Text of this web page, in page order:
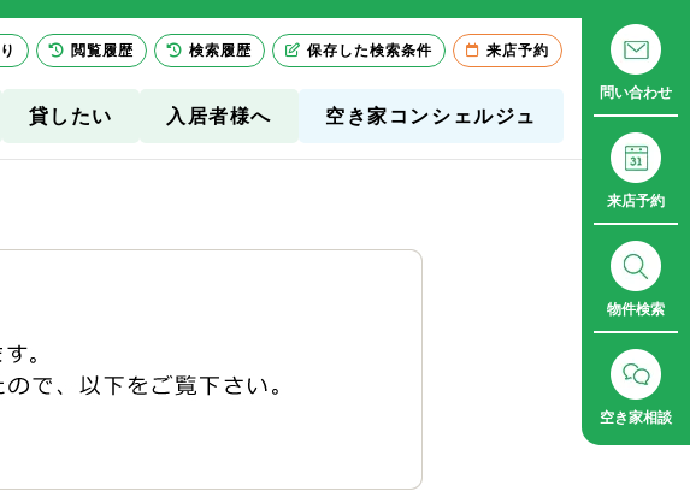
貸したい 入居者様へ 空き家コンシェルジュ
問い合わせ
来店予約
物件検索
空き家相談
閲覧履歴 検索履歴 保存した検索条件 来店予約